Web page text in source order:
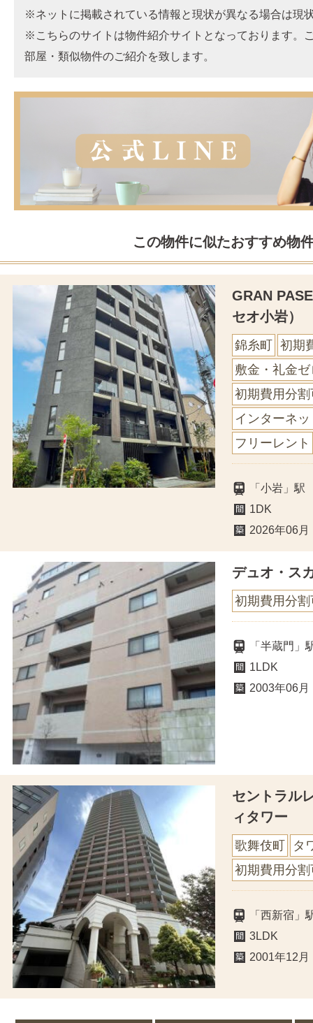
※ネットに掲載されている情報と現状が異なる場合は現
※こちらのサイトは物件紹介サイトとなっております。
部屋・類似物件のご紹介を致します。
この物件に似たおすすめ物
GRAN
セオ小岩）
錦糸町
初期
敷金・礼金ゼ
初期費用分割
インターネ
フリーレント
「小岩」
1DK
2026年06月
デュオ・ス
初期費用分割
「半蔵門
1LDK
2003年06月
セントラル
ィタワー
歌舞伎町
タ
初期費用分割
「西新宿
3LDK
2001年12月